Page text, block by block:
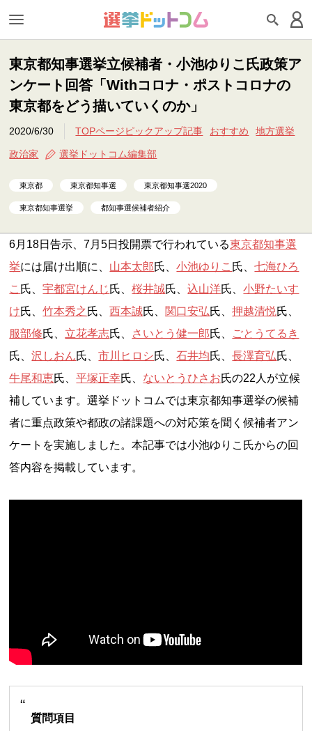
東京都知事選挙立候補者・小池ゆりこ氏政策ア
ンケート回答「Withコロナ・ポストコロナの
東京都をどう描いていくのか」
2020/6/30 TOPページピックアップ記事 おすすめ 地方選挙
政治家 選挙ドットコム編集部
東京都 東京都知事選 東京都知事選2020
東京都知事選挙 都知事選候補者紹介
6月18日告示、7月5日投開票で行われている東京都知事選
挙には届け出順に、 山本太郎氏、小池ゆりこ 氏、七海ひろ
こ 氏、宇都宮けんじ氏、桜井誠氏、込山洋氏、小野たいす
け氏、竹本秀之氏、西本誠氏、 関口安弘氏、押越清悦氏、
服部修氏、 立花孝志氏、 さいとう健一郎氏、 ごとうてるき
氏、沢しおん氏、市川ヒロシ氏、石井均氏、長澤育弘氏、
牛尾和恵氏、平塚正幸氏、 ないとうひさお氏の22人が立候
補しています。選挙ドットコムでは東京都知事選挙の候補
者に重点政策や都政の諸課題への対応策を聞く候補者アン
ケートを実施しました。本記事では小池ゆりこ氏からの回
答内容を掲載しています。
質問項目